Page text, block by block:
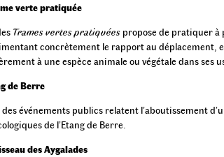
verte pratiquée
Trames vertes pratiquéespropose de pratiquer à
concrètement le rapport au déplacement,
à une espèce animale ou végétale dans ses
de Berre
événements publics relatent l’aboutissement
de l’Etang de Berre.
des Aygalades